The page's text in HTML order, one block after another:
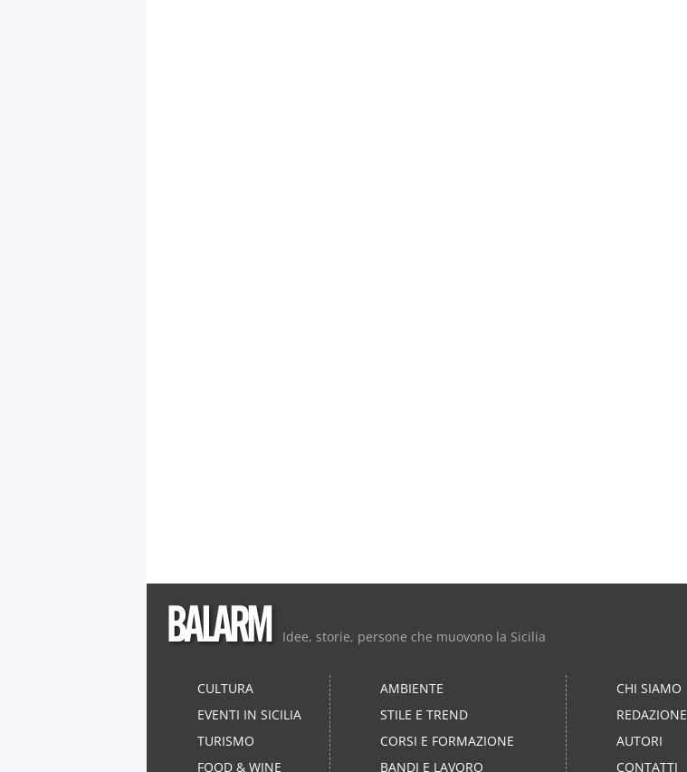
Idee, storie, persone che muovono la Sicilia
CULTURA
EVENTI IN SICILIA
TURISMO
FOOD & WINE
AMBIENTE
STILE E TREND
CORSI E FORMAZIONE
BANDI E LAVORO
CHI SIAMO
REDAZIONE
AUTORI
CONTATTI